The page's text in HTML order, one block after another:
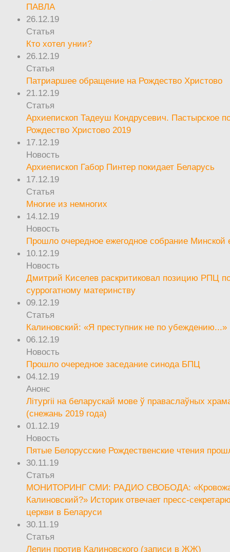
ПАВЛА
26.12.19
Статья
Кто хотел унии?
26.12.19
Статья
Патриаршее обращение на Рождество Христово
21.12.19
Статья
Архиепископ Тадеуш Кондрусевич. Пастырское
Рождество Христово 2019
17.12.19
Новость
Архиепископ Габор Пинтер покидает Беларусь
17.12.19
Статья
Многие из немногих
14.12.19
Новость
Прошло очередное ежегодное собрание
10.12.19
Новость
Дмитрий Киселев раскритиковал позицию РПЦ
суррогатному материнству
09.12.19
Статья
Калиновский: «Я преступник не по убеждению...»
06.12.19
Новость
Прошло очередное заседание синода БПЦ
04.12.19
Анонс
Літургіі на беларускай мове ў праваслаўных
(снежань 2019 года)
01.12.19
Новость
Пятые Белорусские Рождественские чтения
30.11.19
Статья
МОНИТОРИНГ СМИ: РАДИО СВОБОДА:
Калиновский?» Историк отвечает пресс-
церкви в Беларуси
30.11.19
Статья
Лепин против Калиновского (записи в ЖЖ)